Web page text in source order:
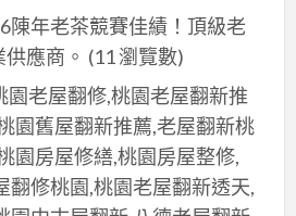
陳年老茶競賽佳績！頂級老
應商。 (11 瀏覽數)
園老屋翻修,桃園老屋翻新推
園舊屋翻新推薦,老屋翻新桃
園房屋修繕,桃園房屋整修,
翻修桃園,桃園老屋翻新透天,